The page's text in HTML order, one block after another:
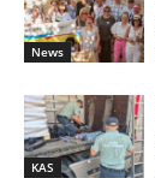
News
KAS